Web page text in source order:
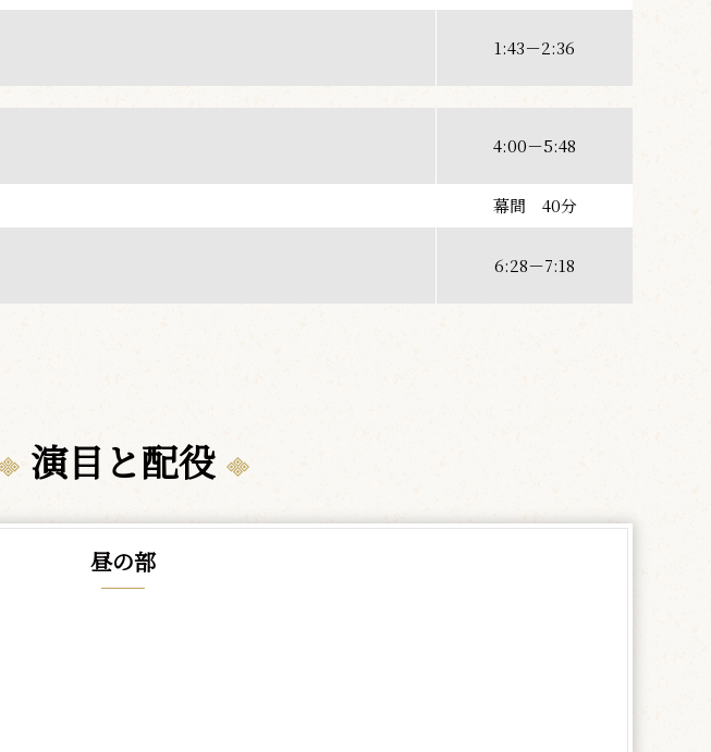
1:43－2:36
4:00－5:48
幕間 40分
6:28－7:18
演目と配役
昼の部